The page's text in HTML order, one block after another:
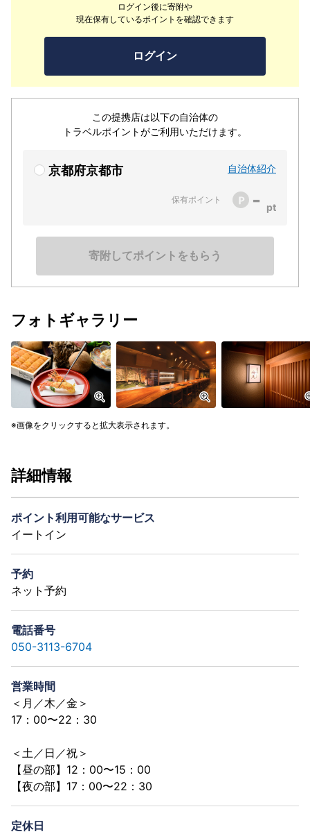
ログイン後に寄附や
現在保有しているポイントを確認できます
ログイン
この提携店は以下の自治体の
トラベルポイントがご利用いただけます。
京都府京都市 自治体紹介
保有ポイント -
寄附してポイントをもらう
て選び抜いた日本酒の数々をご用意しております。揚げた
ての香りと音、口の中で広がる滋味深さを、ぜひ目と舌で
ご堪能ください。喧騒を離れた高台寺で、心をほどく上質
なひとときをお届けいたします。
フォトギャラリー
画像をクリックすると拡大表示されます。
詳細情報
ポイント利用可能なサービス
イートイン
予約
ネット予約
電話番号
050-3113-6704
営業時間
＜月／木／金＞
17：00〜22：30
＜土／日／祝＞
【昼の部】12：00〜15：00
【夜の部】17：00〜22：30
定休日